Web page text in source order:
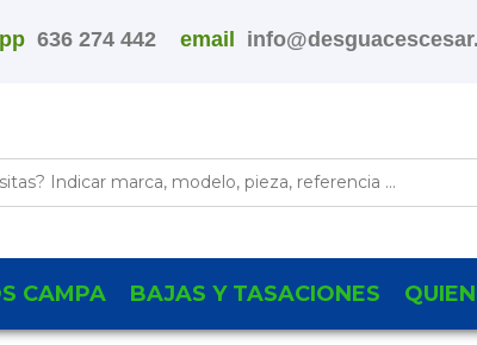
636 274 442 email
CAMPA BAJAS Y TASACIONES